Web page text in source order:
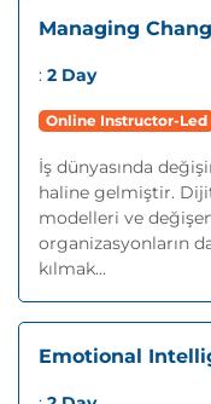
Managing
: 2 Day
Online Instructor-Led
İş dünyasında
haline gelmiştir.
modelleri ve
organizasyonların
kılmak...
Emotional